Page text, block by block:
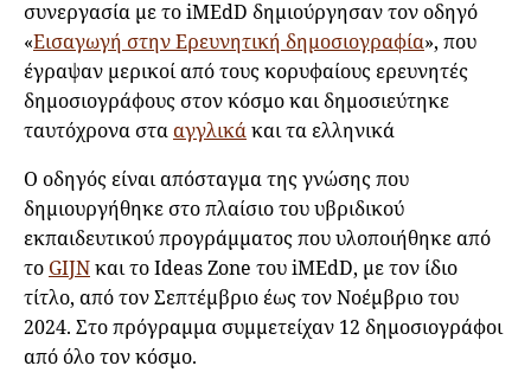
συνεργασία με το iMEdD δημιούργησαν τον οδηγό
«Εισαγωγή στην Ερευνητική δημοσιογραφία», που
έγραψαν μερικοί από τους κορυφαίους ερευνητές
δημοσιογράφους στον κόσμο και δημοσιεύτηκε
ταυτόχρονα στααγγλικάκαι τα ελληνικά
Ο οδηγός είναι απόσταγμα της γνώσης που
δημιουργήθηκε στο πλαίσιο του υβριδικού
εκπαιδευτικού προγράμματος που υλοποιήθηκε από
το GIJNκαι το Ideas Zone του iMEdD, με τον ίδιο
τίτλο, από τον Σεπτέμβριο έως τον Νοέμβριο του
2024. Στο πρόγραμμα συμμετείχαν 12 δημοσιογράφοι
από όλο τον κόσμο.